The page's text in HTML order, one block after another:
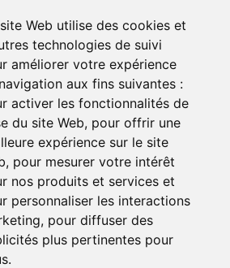
Web utilise des cookies et
technologies de suivi
améliorer votre expérience
aux fins suivantes :
activer les fonctionnalités de
du site Web, pour offrir une
expérience sur le site
, pour mesurer votre intérêt
nos produits et services et
personnaliser les interactions
, pour diffuser des
plus pertinentes pour
.
08
10h00 – 12h30
14h00 – 18h30
10h00 – 12h30
14h00 – 18h30
08
10h00 – 12h30
14h00 – 18h30
droits réservés.
Mentions légales
|
CGV
halloween à Colmar